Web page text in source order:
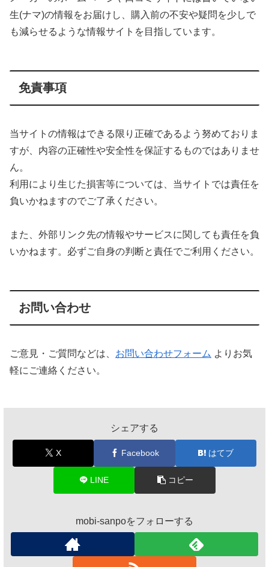
生(ナマ)の情報をお届けし、購入前の不安や疑問を少しで
も減らせるような情報サイトを目指しています。
免責事項
当サイトの情報はできる限り正確であるよう努めておりま
すが、内容の正確性や安全性を保証するものではありませ
ん。
利用により生じた損害等については、当サイトでは責任を
負いかねますのでご了承ください。
また、外部リンク先の情報やサービスに関しても責任を負
いかねます。必ずご自身の判断と責任でご利用ください。
お問い合わせ
ご意見・ご質問などは、 お問い合わせフォーム よりお気
軽にご連絡ください。
シェアする
X Facebook はてブ
LINE コピー
mobi-sanpoをフォローする